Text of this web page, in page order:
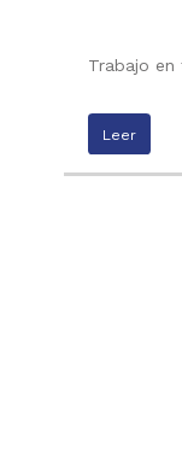
Trabajo
Leer